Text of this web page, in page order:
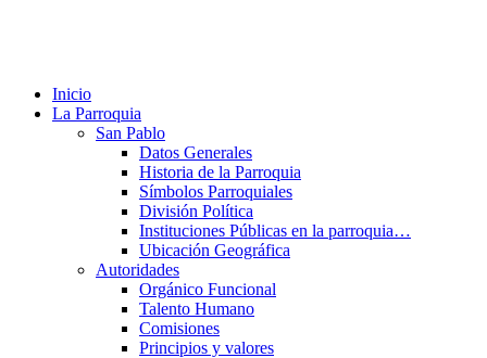
Inicio
La Parroquia
San Pablo
Datos Generales
Historia de la Parroquia
Símbolos Parroquiales
División Política
Instituciones Públicas en la parroquia…
Ubicación Geográfica
Autoridades
Orgánico Funcional
Talento Humano
Comisiones
Principios y valores